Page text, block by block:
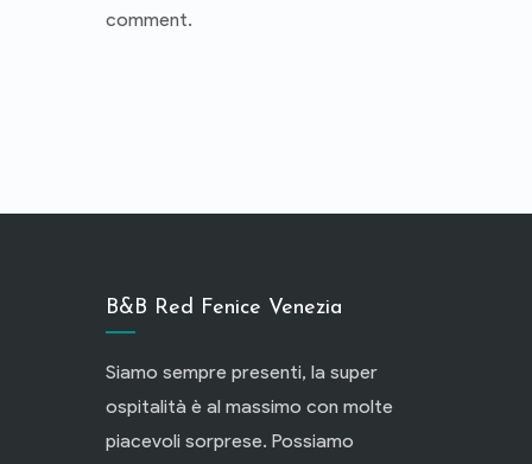
comment.
B&B Red Fenice Venezia
Siamo sempre presenti, la super
ospitalità è al massimo con molte
piacevoli sorprese. Possiamo